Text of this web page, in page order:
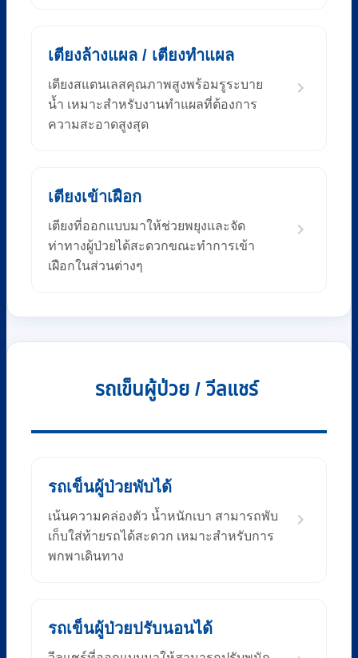
เตียงล้างแผล / เตียงทำแผล
เตียงสแตนเลสคุณภาพสูงพร้อมรูระบาย
น้ำ เหมาะสำหรับงานทำแผลที่ต้องการ
ความสะอาดสูงสุด
เตียงเข้าเฝือก
เตียงที่ออกแบบมาให้ช่วยพยุงและจัด
ท่าทางผู้ป่วยได้สะดวกขณะทำการเข้า
เฝือกในส่วนต่างๆ
รถเข็นผู้ป่วย / วีลแชร์
รถเข็นผู้ป่วยพับได้
เน้นความคล่องตัว น้ำหนักเบา สามารถพับ
เก็บใส่ท้ายรถได้สะดวก เหมาะสำหรับการ
พกพาเดินทาง
รถเข็นผู้ป่วยปรับนอนได้